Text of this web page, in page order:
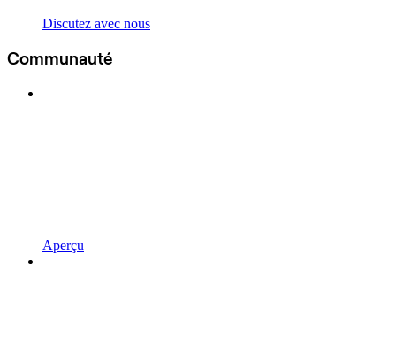
Discutez avec nous
Communauté
Aperçu